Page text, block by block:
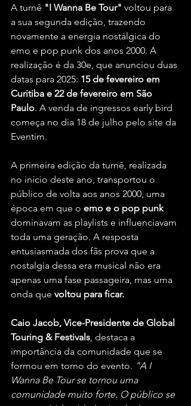
A turnê "I Wanna Be Tour" voltou para
a sua segunda edição, trazendo
novamente a energia nostálgica do
emo e pop punk dos anos 2000. A
realização é da 30e, que anunciou duas
datas para 2025: 15 de fevereiro em
Curitiba e 22 de fevereiro em São
Paulo. A venda de ingressos early bird
começa no dia 18 de julho pelo site da
Eventim.
A primeira edição da turnê, realizada
no início deste ano, transportou o
público de volta aos anos 2000, uma
época em que o emo e o pop punk
dominavam as playlists e influenciavam
toda uma geração. A resposta
entusiasmada dos fãs prova que a
nostalgia dessa era musical não era
apenas uma fase passageira, mas uma
onda que voltou para ficar.
Caio Jacob, Vice-Presidente de Global
Touring & Festivals , destaca a
importância da comunidade que se
formou em torno do evento. "A I
Wanna Be Tour se tornou uma
comunidade muito forte. O público se